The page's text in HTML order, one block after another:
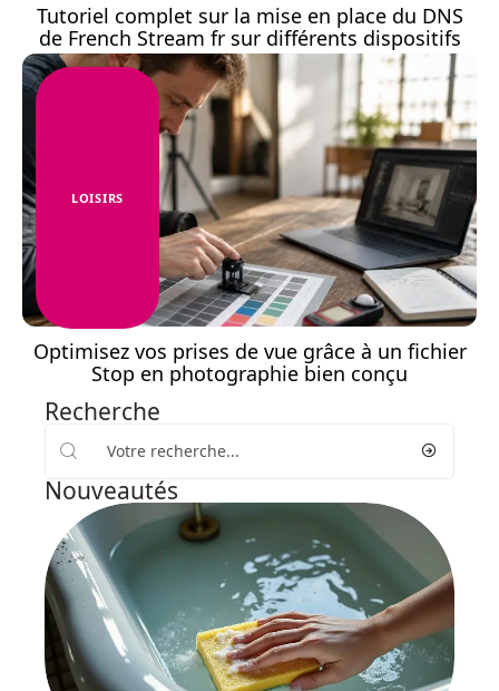
Tutoriel complet sur la mise en place du DNS
de French Stream fr sur différents dispositifs
LOISIRS
Optimisez vos prises de vue grâce à un fichier
Stop en photographie bien conçu
Recherche
Nouveautés